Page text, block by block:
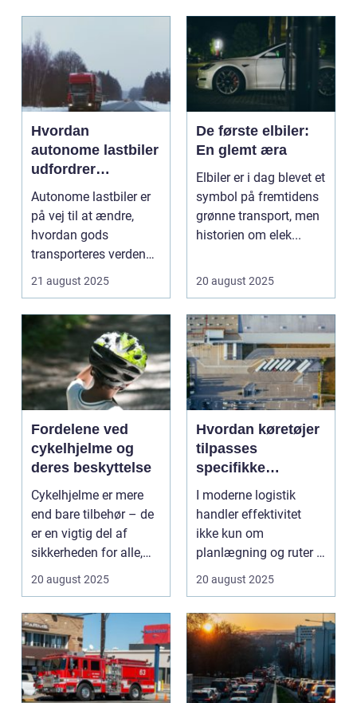
Hvordan
autonome lastbiler
udfordrer
traditionel logistik
Autonome lastbiler er
på vej til at ændre,
hvordan gods
transporteres verden
21 august 2025
De første elbiler:
En glemt æra
Elbiler er i dag blevet et
symbol på fremtidens
grønne transport, men
historien om elek...
20 august 2025
Fordelene ved
cykelhjelme og
deres beskyttelse
Cykelhjelme er mere
end bare tilbehør – de
er en vigtig del af
sikkerheden for alle,
20 august 2025
Hvordan køretøjer
tilpasses
specifikke
logistiske opgaver
I moderne logistik
handler effektivitet
ikke kun om
planlægning og ruter –
20 august 2025